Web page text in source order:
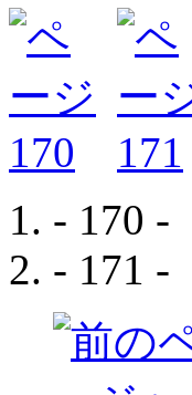
- 170 -
- 171 -